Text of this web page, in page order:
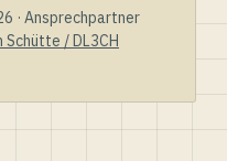
· Ansprechpartner
Schütte / DL3CH